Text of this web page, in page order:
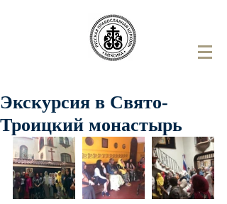
Экскурсия в Свято-
Троицкий монастырь